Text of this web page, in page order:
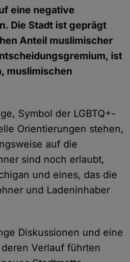
eine negative
Die Stadt ist geprägt
Anteil muslimischer
ist
muslimischen
Symbol der LGBTQ+-
Orientierungen stehen,
auf die
sind noch erlaubt,
und eines, das die
und Ladeninhaber
Diskussionen und eine
Verlauf führten